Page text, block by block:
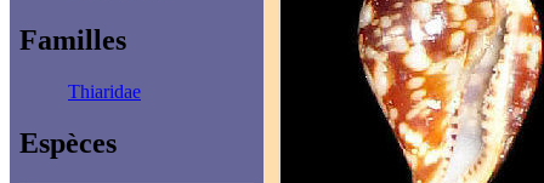
Familles
Thiaridae
Espèces